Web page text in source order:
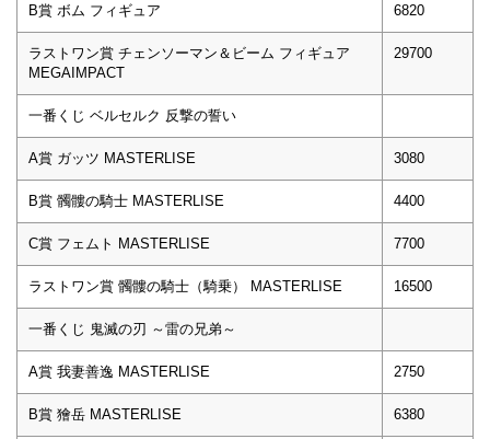
B賞 ボム フィギュア 6820
ラストワン賞 チェンソーマン＆ビーム フィギュア
MEGAIMPACT
29700
一番くじ ベルセルク 反撃の誓い
A賞 ガッツ MASTERLISE 3080
B賞 髑髏の騎士 MASTERLISE 4400
C賞 フェムト MASTERLISE 7700
ラストワン賞 髑髏の騎士（騎乗） MASTERLISE 16500
一番くじ 鬼滅の刃 ～雷の兄弟～
A賞 我妻善逸 MASTERLISE 2750
B賞 獪岳 MASTERLISE 6380